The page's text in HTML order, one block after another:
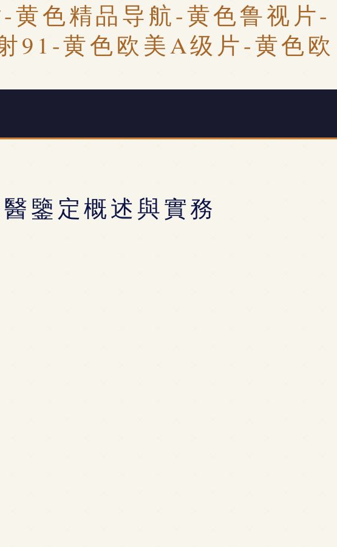
色精品导航-黄色鲁视片-
91-黄色欧美A级片-黄色欧
鑒定概述與實務